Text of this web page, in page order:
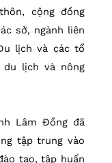
cộng đồng
sở, ngành liên
lịch và các tổ
du lịch và nông
Lâm Đồng đã
tập trung vào
tạo, tập huấn